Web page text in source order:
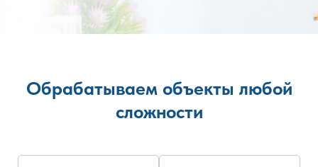
Обрабатываем объекты любой
сложности